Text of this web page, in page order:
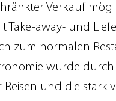
Verkauf
Take-away- und
zum normalen
wurde
und die stark